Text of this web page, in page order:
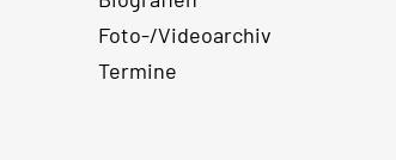
Foto-/Videoarchiv
Termine